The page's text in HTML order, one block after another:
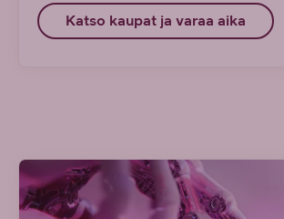
Katso kaupat ja varaa aika